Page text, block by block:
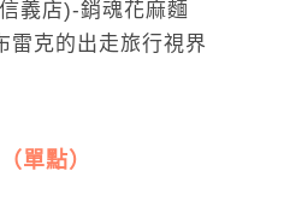
（單點）